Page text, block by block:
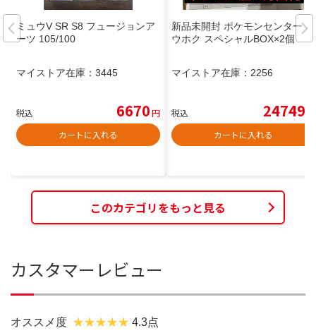
ミュウV SR S8 フュージョンア
ーツ 105/100
マイストア在庫： 3445
税込 6670円
カートに入れる
新品未開封 ポケモンセンター ト
ウホク スペシャルBOX×2個
マイストア在庫： 2256
税込 24749
カートに入れる
このカテゴリをもっと見る
カスタマーレビュー
オススメ度 4.3点